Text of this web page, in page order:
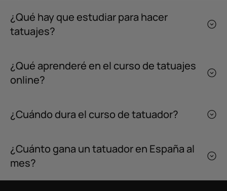
¿Qué hay que estudiar para hacer
tatuajes?
¿Qué aprenderé en el curso de tatuajes
online?
¿Cuándo dura el curso de tatuador?
¿Cuánto gana un tatuador en España al
mes?